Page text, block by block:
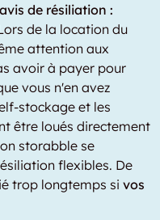
de résiliation :
de la location du
attention aux
avoir à payer pour
vous n'en avez
stockage et les
être loués directement
storabble se
flexibles. De
trop longtemps si vos